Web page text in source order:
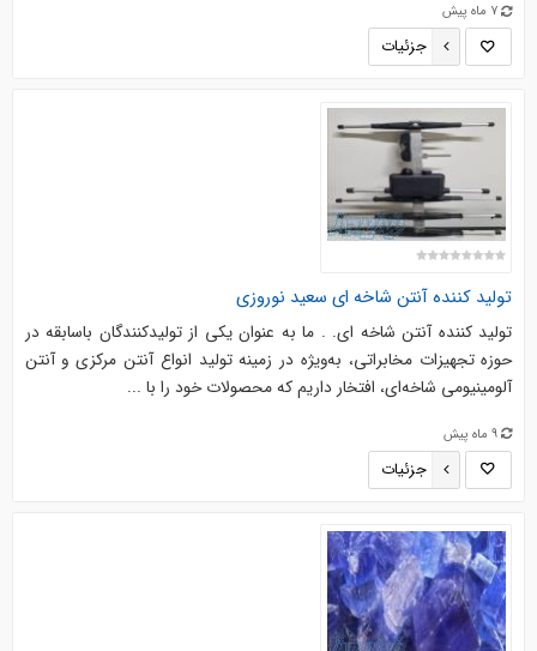
7 ماه پیش
جزئیات
تولید کننده آنتن شاخه ای سعید نوروزی
تولید کننده آنتن شاخه ای. . ما به عنوان یکی از تولیدکنندگان باسابقه در
حوزه تجهیزات مخابراتی، به‌ویژه در زمینه تولید انواع آنتن مرکزی و آنتن
آلومینیومی شاخه‌ای، افتخار داریم که محصولات خود را با ...
9 ماه پیش
جزئیات